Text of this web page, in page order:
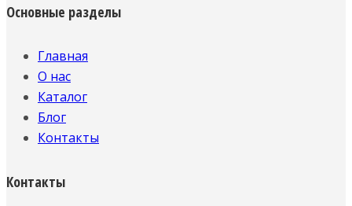
Основные разделы
Главная
О нас
Каталог
Блог
Контакты
Контакты